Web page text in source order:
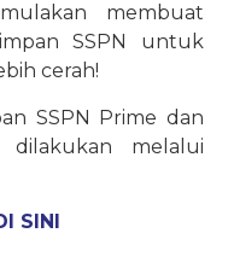
membuat
SSPN untuk
cerah!
SSPN Prime dan
melalui
SINI